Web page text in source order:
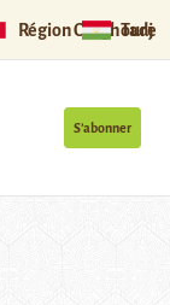
Région Ouïghoure
S’abonner